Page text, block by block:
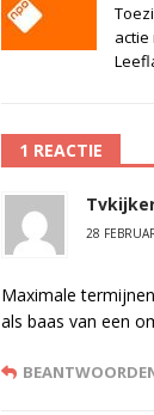
1 REACTIE
28
Maximale
als baas van een